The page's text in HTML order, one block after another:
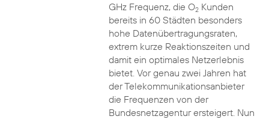
GHz Frequenz, die O2Kunden
bereits in 60 Städten besonders
hohe Datenübertragungsraten,
extrem kurze Reaktionszeiten und
damit ein optimales Netzerlebnis
bietet. Vor genau zwei Jahren hat
der Telekommunikationsanbieter
die Frequenzen von der
Bundesnetzagentur ersteigert. Nun